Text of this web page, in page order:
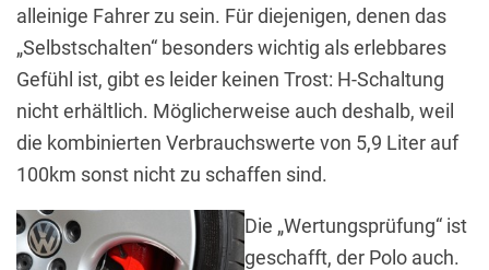
alleinige Fahrer zu sein. Für diejenigen, denen das
„Selbstschalten“ besonders wichtig als erlebbares
Gefühl ist, gibt es leider keinen Trost: H-Schaltung
nicht erhältlich. Möglicherweise auch deshalb, weil
die kombinierten Verbrauchswerte von 5,9 Liter auf
100km sonst nicht zu schaffen sind.
Die „Wertungsprüfung“ ist
geschafft, der Polo auch.